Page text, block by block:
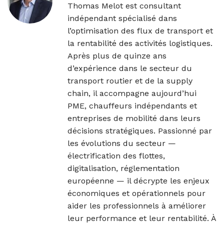
Thomas Melot est consultant
indépendant spécialisé dans
l’optimisation des flux de transport et
la rentabilité des activités logistiques.
Après plus de quinze ans
d’expérience dans le secteur du
transport routier et de la supply
chain, il accompagne aujourd’hui
PME, chauffeurs indépendants et
entreprises de mobilité dans leurs
décisions stratégiques. Passionné par
les évolutions du secteur —
électrification des flottes,
digitalisation, réglementation
européenne — il décrypte les enjeux
économiques et opérationnels pour
aider les professionnels à améliorer
leur performance et leur rentabilité. À